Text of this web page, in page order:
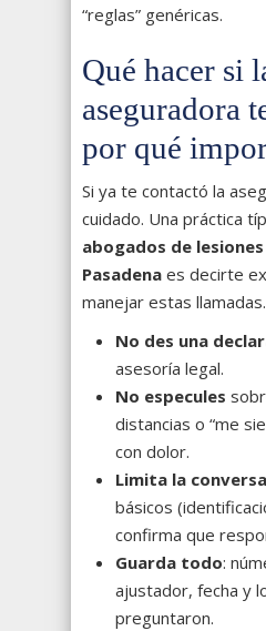
“reglas” genéricas.
Qué hacer si
aseguradora
por qué
Si ya te contactó la
cuidado. Una práctica
abogados de
Pasadena es decirte
manejar estas llamadas.
No des una
asesoría legal.
No especules
distancias o “me
con dolor.
Limita la
básicos
confirma que
Guarda todo:
ajustador, fecha y
preguntaron.